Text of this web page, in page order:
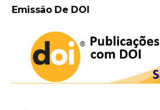
Emissão De DOI